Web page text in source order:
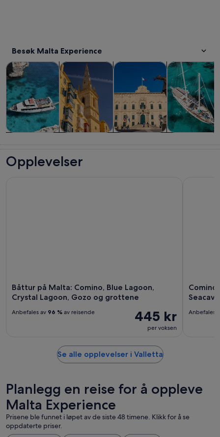
Besøk Malta Experience
Omvisninger og dagsturer Åpnes i en ny fane
Historie og kulturÅpnes i en ny fane
Private og skreddersydde
Cruise og
Opplevelser
Båttur på Malta: Comino, Blue Lagoon,
Crystal Lagoon, Gozo og grottene
445 kr
per voksen
Anbefales av 96 % av reisende Anbefales
Se alle opplevelser i Valletta
Planlegg en reise for å oppleve
Malta Experience
Prisene ble funnet i løpet av de siste 48 timene. Klikk for å se
oppdaterte priser.